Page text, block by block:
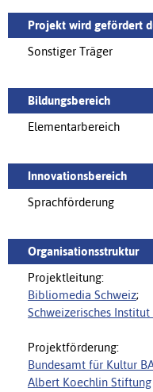
Projekt wird gefördert
Sonstiger Träger
Bildungsbereich
Elementarbereich
Innovationsbereich
Sprachförderung
Organisationsstruktur
Projektleitung:
Bibliomedia Schweiz;
Schweizerisches
Projektförderung:
Bundesamt für Kultur
Albert Koechlin Stiftung